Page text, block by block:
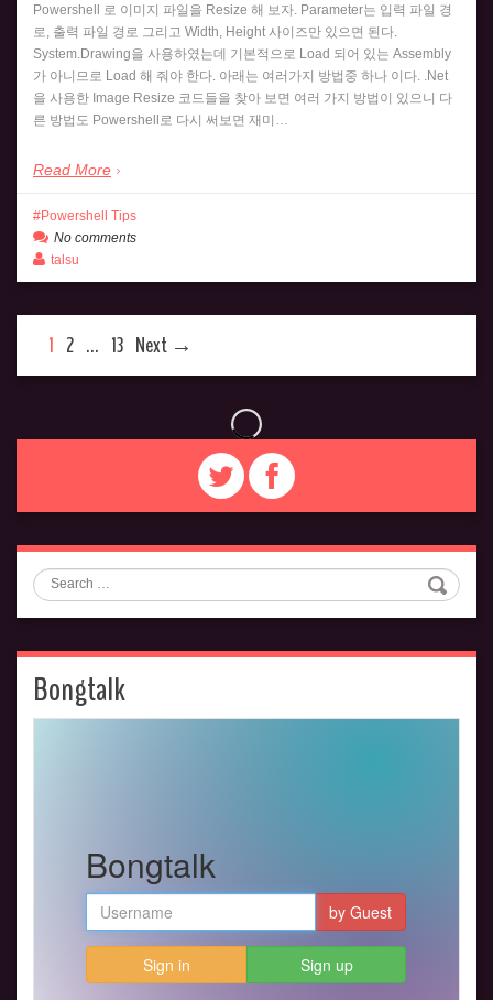
Powershell 로 이미지 파일을 Resize 해 보자. Parameter는 입력 파일 경
로, 출력 파일 경로 그리고 Width, Height 사이즈만 있으면 된다.
System.Drawing을 사용하였는데 기본적으로 Load 되어 있는 Assembly
가 아니므로 Load 해 줘야 한다. 아래는 여러가지 방법중 하나 이다. .Net
을 사용한 Image Resize 코드들을 찾아 보면 여러 가지 방법이 있으니 다
른 방법도 Powershell로 다시 써보면 재미…
Read More
Powershell Tips
No comments
talsu
1 2 … 13 Next →
Search
Bongtalk